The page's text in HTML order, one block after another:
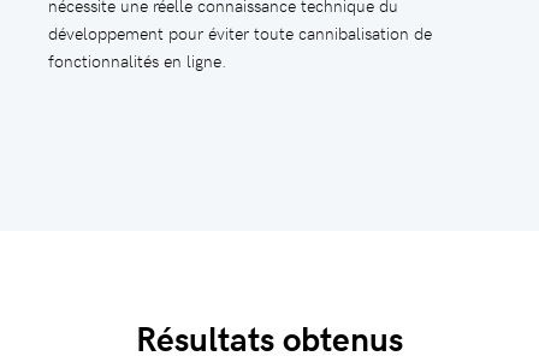
nécessite une réelle connaissance technique du
développement pour éviter toute cannibalisation de
fonctionnalités en ligne.
Résultats obtenus